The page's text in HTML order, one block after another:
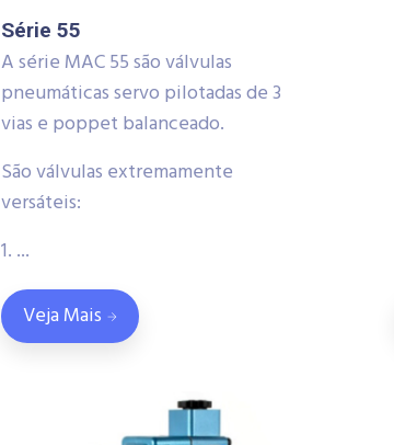
Série 55
A série MAC 55 são válvulas
pneumáticas servo pilotadas de 3
vias e poppet balanceado.
São válvulas extremamente
versáteis:
1. ...
Veja Mais